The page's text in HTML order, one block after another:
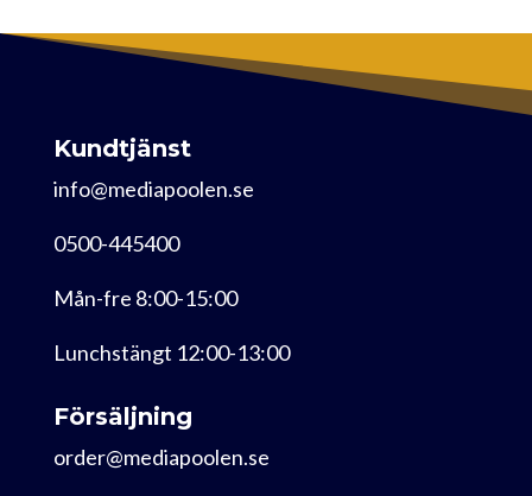
Kundtjänst
info@mediapoolen.se
0500-445400
Mån-fre 8:00-15:00
Lunchstängt 12:00-13:00
Försäljning
order@mediapoolen.se